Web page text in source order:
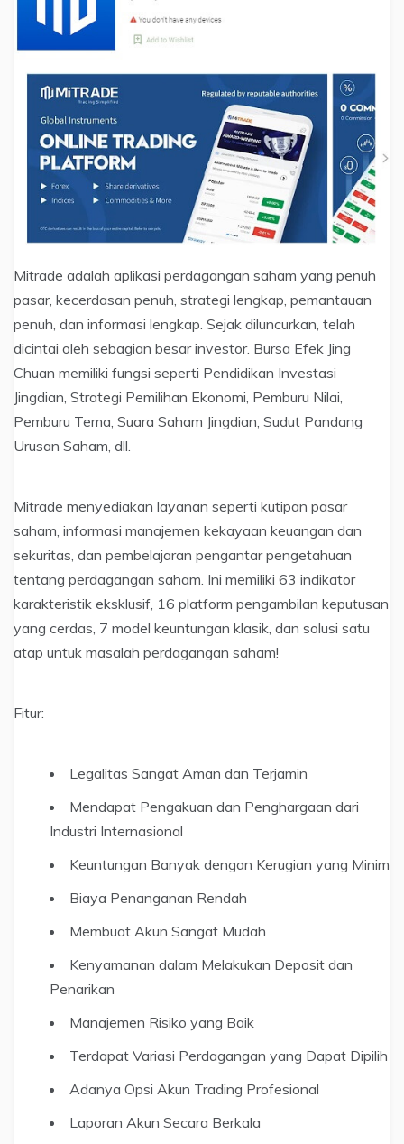
Mitrade adalah aplikasi perdagangan saham yang penuh
pasar, kecerdasan penuh, strategi lengkap, pemantauan
penuh, dan informasi lengkap. Sejak diluncurkan, telah
dicintai oleh sebagian besar investor. Bursa Efek Jing
Chuan memiliki fungsi seperti Pendidikan Investasi
Jingdian, Strategi Pemilihan Ekonomi, Pemburu Nilai,
Pemburu Tema, Suara Saham Jingdian, Sudut Pandang
Urusan Saham, dll.
Mitrade menyediakan layanan seperti kutipan pasar
saham, informasi manajemen kekayaan keuangan dan
sekuritas, dan pembelajaran pengantar pengetahuan
tentang perdagangan saham. Ini memiliki 63 indikator
karakteristik eksklusif, 16 platform pengambilan keputusan
yang cerdas, 7 model keuntungan klasik, dan solusi satu
atap untuk masalah perdagangan saham!
Fitur:
Legalitas Sangat Aman dan Terjamin
Mendapat Pengakuan dan Penghargaan dari
Industri Internasional
Keuntungan Banyak dengan Kerugian yang Minim
Biaya Penanganan Rendah
Membuat Akun Sangat Mudah
Kenyamanan dalam Melakukan Deposit dan
Penarikan
Manajemen Risiko yang Baik
Terdapat Variasi Perdagangan yang Dapat Dipilih
Adanya Opsi Akun Trading Profesional
Laporan Akun Secara Berkala